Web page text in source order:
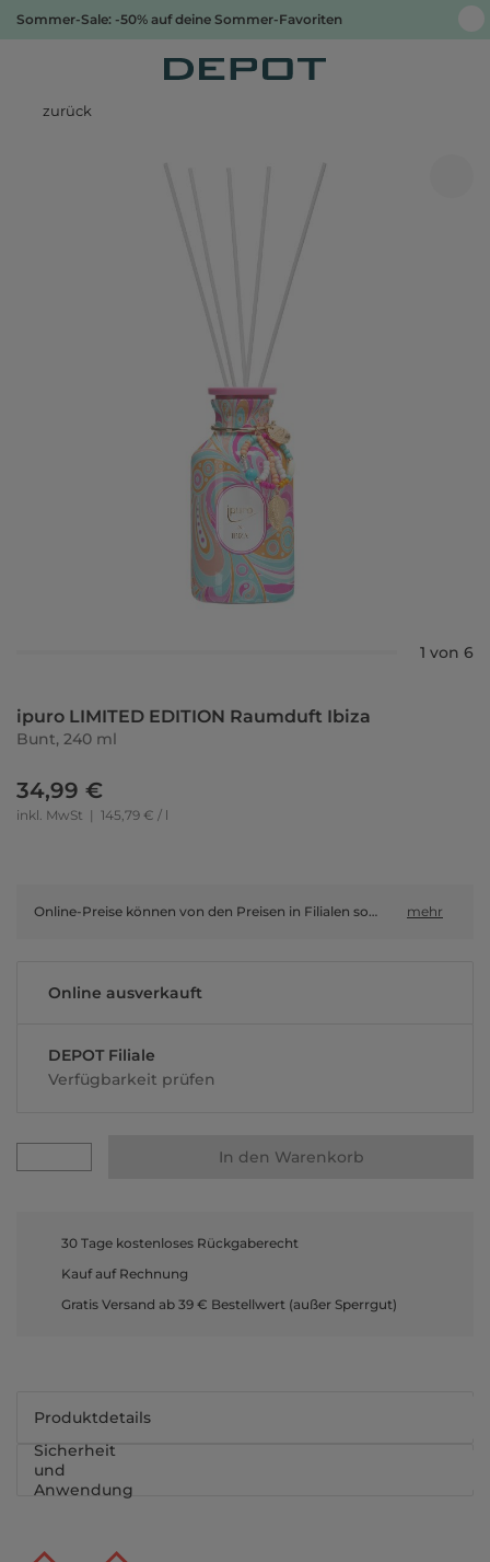
Sommer-Sale: -50% auf deine Sommer-Favoriten
zurück
1 von 6
ipuro LIMITED EDITION Raumduft Ibiza
Bunt, 240 ml
34,99 €
inkl. MwSt | 145,79 € / l
Online-Preise können von den Preisen in Filialen sowie Shop-in-Shop-Flächen abweichen. mehr
Online ausverkauft
DEPOT Filiale
Verfügbarkeit prüfen
In den Warenkorb
30 Tage kostenloses Rückgaberecht
Kauf auf Rechnung
Gratis Versand ab 39 € Bestellwert (außer Sperrgut)
Produktdetails
Sicherheit
und
Anwendung